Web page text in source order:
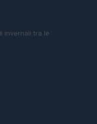
invernali tra le